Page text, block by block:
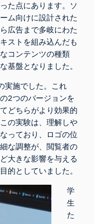
た点にあります。ソ
ム向けに設計された
広告まで多岐にわた
ストを組み込んだも
コンテンツの種類
基盤となりました。
実施でした。これ
2つのバージョンを
どちらがより効果的
の実験は、理解しや
っており、ロゴの位
な調整が、閲覧者の
大きな影響を与える
的としていました。
学
生
た